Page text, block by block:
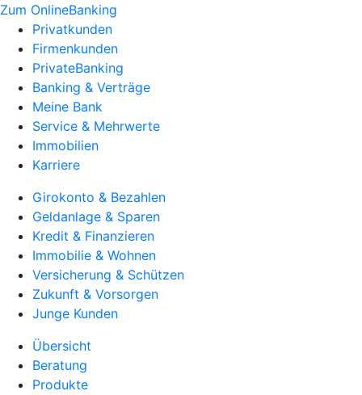
Zum OnlineBanking
Privatkunden
Firmenkunden
PrivateBanking
Banking & Verträge
Meine Bank
Service & Mehrwerte
Immobilien
Karriere
Girokonto & Bezahlen
Geldanlage & Sparen
Kredit & Finanzieren
Immobilie & Wohnen
Versicherung & Schützen
Zukunft & Vorsorgen
Junge Kunden
Übersicht
Beratung
Produkte